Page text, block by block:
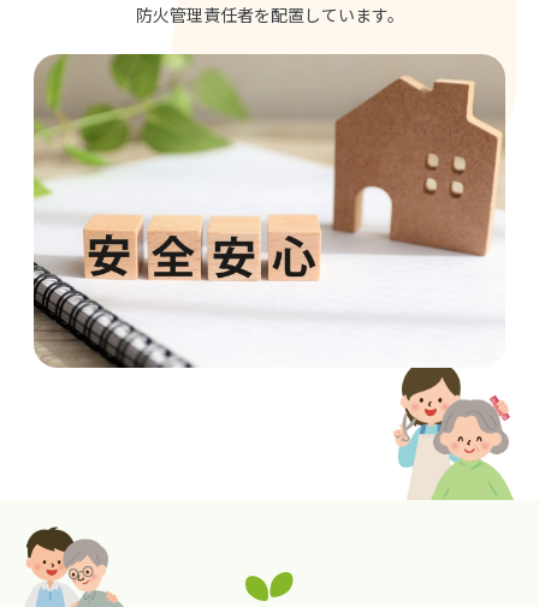
防火管理責任者を配置しています。